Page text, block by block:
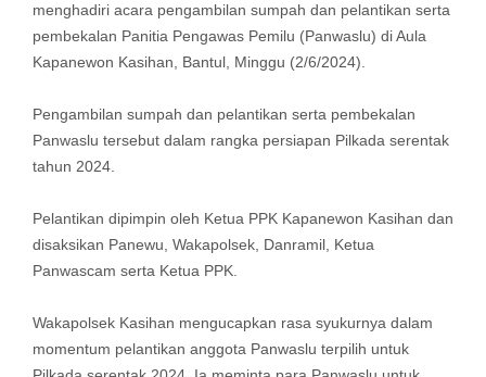
menghadiri acara pengambilan sumpah dan pelantikan serta
pembekalan Panitia Pengawas Pemilu (Panwaslu) di Aula
Kapanewon Kasihan, Bantul, Minggu (2/6/2024).
Pengambilan sumpah dan pelantikan serta pembekalan
Panwaslu tersebut dalam rangka persiapan Pilkada serentak
tahun 2024.
Pelantikan dipimpin oleh Ketua PPK Kapanewon Kasihan dan
disaksikan Panewu, Wakapolsek, Danramil, Ketua
Panwascam serta Ketua PPK.
Wakapolsek Kasihan mengucapkan rasa syukurnya dalam
momentum pelantikan anggota Panwaslu terpilih untuk